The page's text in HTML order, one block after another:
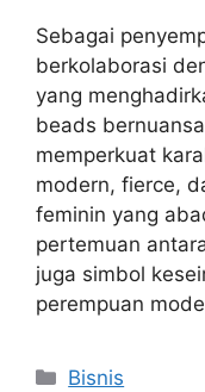
Sebagai
berkolaborasi
yang
beads
memperkuat
modern, fierce,
feminin yang
pertemuan
juga simbol
perempuan
Categories
Bisnis